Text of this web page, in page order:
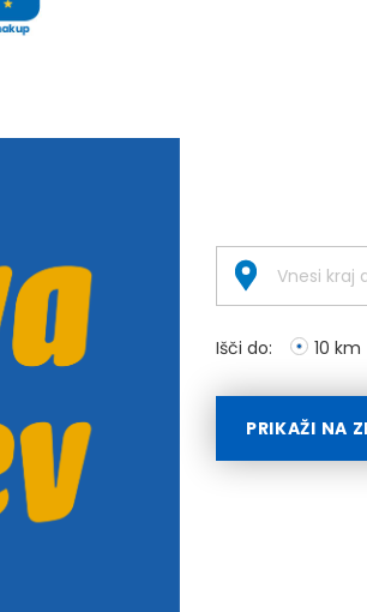
Išči do: 10 km
PRIKAŽI NA